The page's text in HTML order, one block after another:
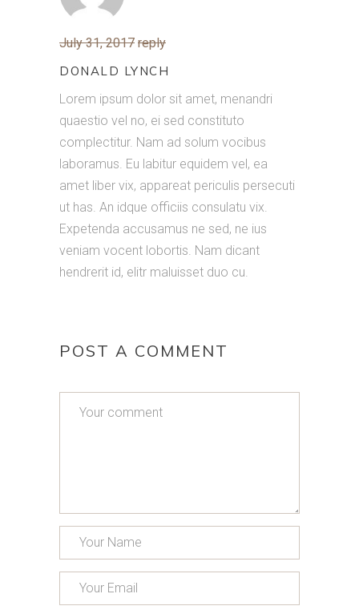
July 31, 2017 reply
DONALD LYNCH
Lorem ipsum dolor sit amet, menandri
quaestio vel no, ei sed constituto
complectitur. Nam ad solum vocibus
laboramus. Eu labitur equidem vel, ea
amet liber vix, appareat periculis persecuti
ut has. An idque officiis consulatu vix.
Expetenda accusamus ne sed, ne ius
veniam vocent lobortis. Nam dicant
hendrerit id, elitr maluisset duo cu.
POST A COMMENT